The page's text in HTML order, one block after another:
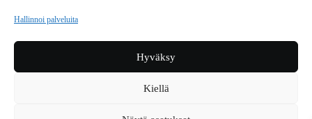
Hallinnoi palveluita
Hyväksy
Kiellä
REKISTERISELOSTE
TILAUKSEN PERUUTUSPYYNTÖ
TILAUSOHJEET JA -EHDOT